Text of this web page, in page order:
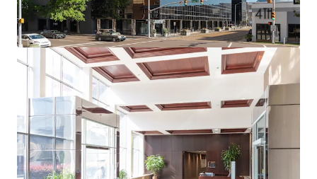
through 2039
Built-in Growth:6.67% rental escalations every 5
years
Secondary U.S. Government Tenant
: U.S. Federal
Public Defender (AA+ S&P Credit) occupying 6.7%
through 2028
Strong Credit Profile: 13.3-year weighted average
lease term (WALT)